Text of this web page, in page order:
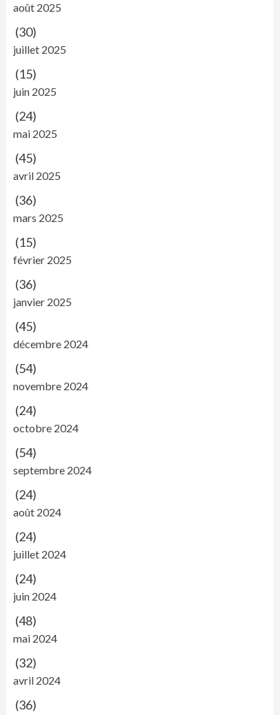
août 2025
(30)
juillet 2025
(15)
juin 2025
(24)
mai 2025
(45)
avril 2025
(36)
mars 2025
(15)
février 2025
(36)
janvier 2025
(45)
décembre 2024
(54)
novembre 2024
(24)
octobre 2024
(54)
septembre 2024
(24)
août 2024
(24)
juillet 2024
(24)
juin 2024
(48)
mai 2024
(32)
avril 2024
(36)